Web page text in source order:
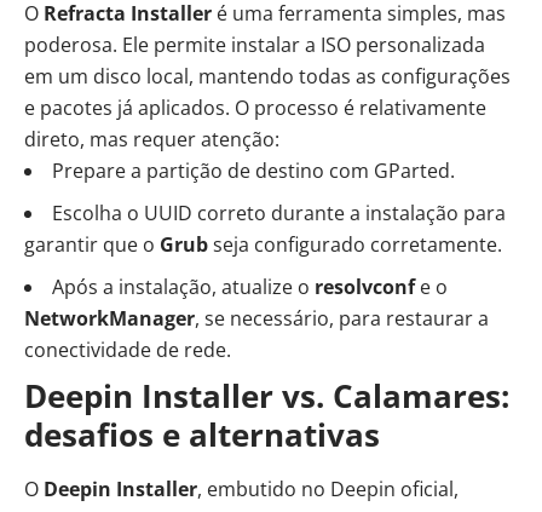
O Refracta Installer é uma ferramenta simples, mas
poderosa. Ele permite instalar a ISO personalizada
em um disco local, mantendo todas as configurações
e pacotes já aplicados. O processo é relativamente
direto, mas requer atenção:
Prepare a partição de destino com GParted.
Escolha o UUID correto durante a instalação para
garantir que o Grubseja configurado corretamente.
Após a instalação, atualize o resolvconfe o
NetworkManager, se necessário, para restaurar a
conectividade de rede.
Deepin Installer vs. Calamares:
desafios e alternativas
O Deepin Installer, embutido no Deepin oficial,